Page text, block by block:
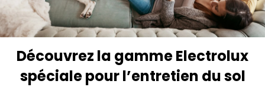
Découvrez la gamme Electrolux
spéciale pour l’entretien du sol